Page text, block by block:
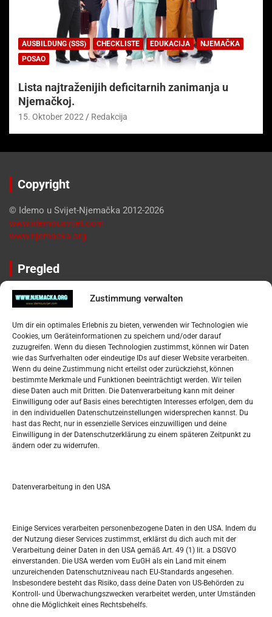
Zustimmung verwalten
Um dir ein optimales Erlebnis zu bieten, verwenden wir Technologien wie
Cookies, um Geräteinformationen zu speichern und/oder darauf
zuzugreifen. Wenn du diesen Technologien zustimmst, können wir Daten
wie das Surfverhalten oder eindeutige IDs auf dieser Website verarbeiten.
Wenn du deine Zustimmung nicht erteilst oder zurückziehst, können
bestimmte Merkmale und Funktionen beeinträchtigt werden. Wir teilen
diese Daten auch mit Dritten. Die Datenverarbeitung kann mit deiner
Einwilligung oder auf Basis eines berechtigten Interesses erfolgen, dem du
in den individuellen Datenschutzeinstellungen widersprechen kannst. Du
hast das Recht, nur in essenzielle Services einzuwilligen und deine
Einwilligung in der Datenschutzerklärung zu einem späteren Zeitpunkt zu
ändern oder zu widerrufen.
Datenverarbeitung in den USA
Einige Services verarbeiten personenbezogene Daten in den USA. Indem du
der Nutzung dieser Services zustimmst, erklärst du dich auch mit der
Verarbeitung deiner Daten in den USA gemäß Art. 49 (1) lit. a DSGVO
einverstanden. Die USA werden vom EuGH als ein Land mit einem
unzureichenden Datenschutzniveau nach EU-Standards angesehen.
Insbesondere besteht das Risiko, dass deine Daten von US-Behörden zu
Kontroll- und Überwachungszwecken verarbeitet werden, unter Umständen
ohne die Möglichkeit eines Rechtsbehelfs.
AUSBILDUNG (SSS) CHECKLISTE EDUKACIJA
NJEMAČKA
POSAO
Lista najtraženijih deficitarnih zanimanja u
Njemačkoj.
15. Oktober 2022 Redakcija
Copyright
© Idemo u Svijet-Njemačka 2012-2026
www.idemousvijet.com
www.njemacka.org
Pregled
Impressum
Datenschutzerklärung
Widerufsbelehrung
Oglašavanje / Postavite svoj oglas
Tko je “Idemo u Svijet – Njemačka?
Pretražite stranicu:
S
e
h
M D M D F S S
1
3 4 5 6 7 8
10 11 12 13 14 15 16